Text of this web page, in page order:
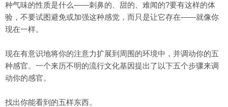
种气味的性质是什么——刺鼻的、甜的、难闻的?要有这样的体
验，不要试图避免或加强这种感觉，而只是让它存在——就像你
现在一样。
现在有意识地将你的注意力扩展到周围的环境中，并调动你的五
种感官。一个来历不明的流行文化基因提出了以下五个步骤来调
动你的感官。
找出你能看到的五样东西。